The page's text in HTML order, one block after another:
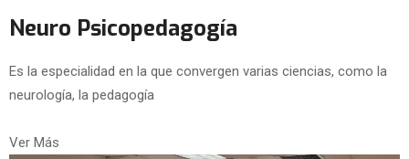
Neuro Psicopedagogía
Es la especialidad en la que convergen varias ciencias, como la
neurología, la pedagogía
Ver Más